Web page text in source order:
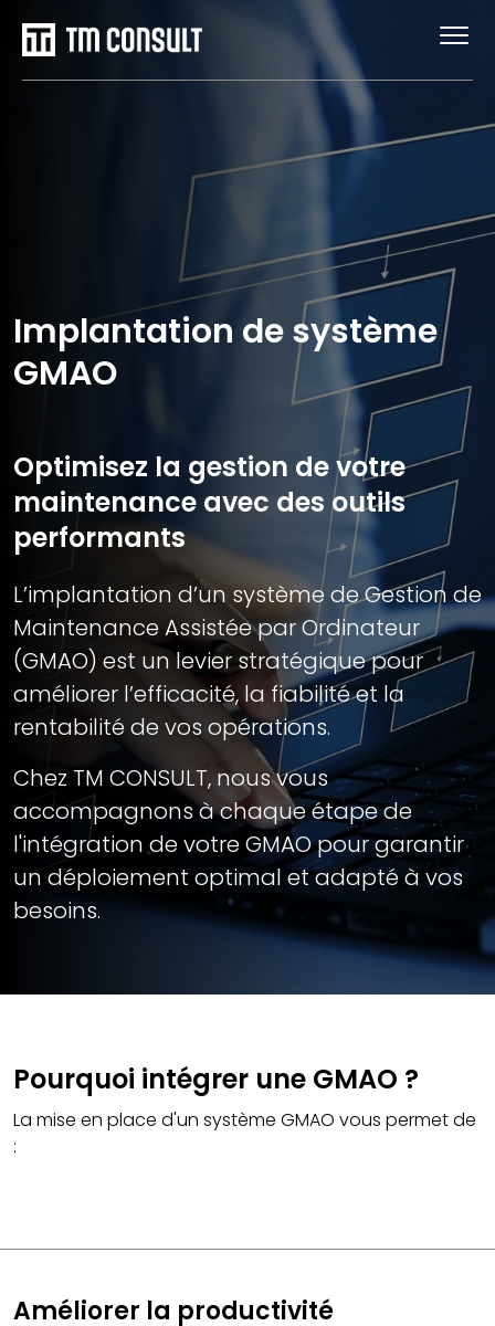
Implantation de système
GMAO
Optimisez la gestion de votre
maintenance avec des outils
performants
L’implantation d’un système de Gestion de
Maintenance Assistée par Ordinateur
(GMAO) est un levier stratégique pour
améliorer l’efficacité, la fiabilité et la
rentabilité de vos opérations.
Chez TM CONSULT, nous vous
accompagnons à chaque étape de
l'intégration de votre GMAO pour garantir
un déploiement optimal et adapté à vos
besoins.
Pourquoi intégrer une GMAO ?
La mise en place d'un système GMAO vous permet de
:
Améliorer la productivité